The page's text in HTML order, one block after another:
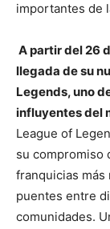
importantes de
A partir del 26
llegada de su
Legends, uno
influyentes del
League of
su compromiso
franquicias
puentes entre
comunidades.